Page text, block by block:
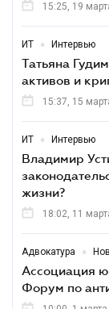
15:25, 19
ИТ • Интервью
Татьяна
активов и
15:37, 15
ИТ • Интервью
Владимир
жизни?
18:02, 11
Адвокатура •
Ассоциация
Форум по